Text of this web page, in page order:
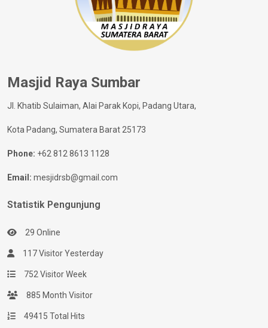
Masjid Raya Sumbar
Jl. Khatib Sulaiman, Alai Parak Kopi, Padang Utara,
Kota Padang, Sumatera Barat 25173
Phone: +62 812 8613 1128
Email: mesjidrsb@gmail.com
Statistik Pengunjung
29 Online
117 Visitor Yesterday
752 Visitor Week
885 Month Visitor
49415 Total Hits